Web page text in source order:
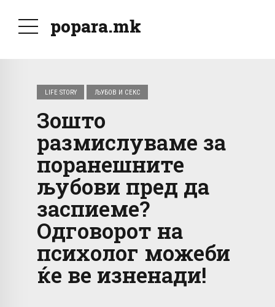
popara.mk
LIFE STORY ЉУБОВ И СЕКС
Зошто
размислуваме за
поранешните
љубови пред да
заспиеме?
Одговорот на
психолог можеби
ќе ве изненади!